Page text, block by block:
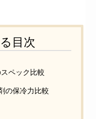
目次
ペック比較
の保冷力比較